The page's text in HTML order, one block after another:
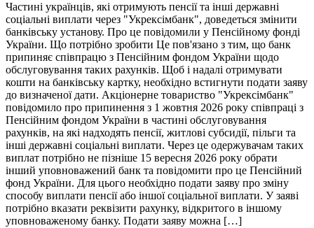
Частині українців, які отримують пенсії та інші державні
соціальні виплати через "Укрексімбанк", доведеться змінити
банківську установу. Про це повідомили у Пенсійному фонді
України. Що потрібно зробити Це пов'язано з тим, що банк
припиняє співпрацю з Пенсійним фондом України щодо
обслуговування таких рахунків. Щоб і надалі отримувати
кошти на банківську картку, необхідно встигнути подати заяву
до визначеної дати. Акціонерне товариство "Укрексімбанк"
повідомило про припинення з 1 жовтня 2026 року співпраці з
Пенсійним фондом України в частині обслуговування
рахунків, на які надходять пенсії, житлові субсидії, пільги та
інші державні соціальні виплати. Через це одержувачам таких
виплат потрібно не пізніше 15 вересня 2026 року обрати
інший уповноважений банк та повідомити про це Пенсійний
фонд України. Для цього необхідно подати заяву про зміну
способу виплати пенсії або іншої соціальної виплати. У заяві
потрібно вказати реквізити рахунку, відкритого в іншому
уповноваженому банку. Подати заяву можна […]